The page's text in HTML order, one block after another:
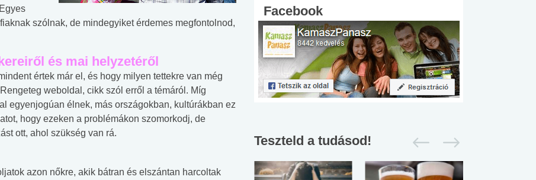
szólnak, de mindegyiket érdemes megfontolnod,
és mai helyzetéről
értek már el, és hogy milyen tettekre van még
weboldal, cikk szól erről a témáról. Míg
egyenjogúan élnek, más országokban, kultúrákban ez
hogy ezeken a problémákon szomorkodj, de
ott, ahol szükség van rá.
azon nőkre, akik bátran és elszántan harcoltak
Facebook
Teszteld a tudásod!